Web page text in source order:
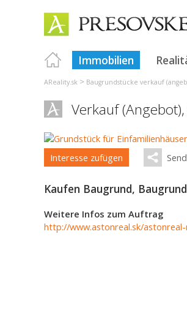
Immobilien
AReality.sk > Baugrundstücke verkauf
Verkauf
Interesse zufügen
Kaufen Baugrund,
Weitere Infos zum Auftrag
http://www.astonreal.sk/